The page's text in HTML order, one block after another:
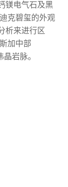
镁电气石及黑
克碧玺的外观
析来进行区
加中部
岩脉。